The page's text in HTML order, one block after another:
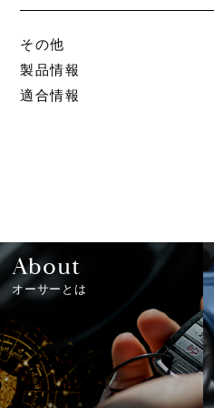
その他
製品情報
適合情報
About
オーサーとは